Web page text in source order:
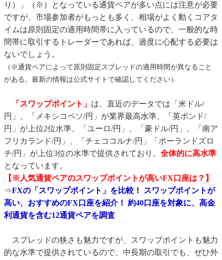
り）」（※）となっている通貨ペアが多い点には注意が必要
ですが、市場参加者がもっとも多く、相場がよく動くコアタ
イムは原則固定の適用時間帯に入っているので、一般的な時
間帯に取引するトレーダーであれば、過度に心配する必要は
ないでしょう。
（※通貨ペアによって原則固定スプレッドの適用時間が異なること
がある。最新の情報は公式サイトで確認してください）
「スワップポイント」 は、直近のデータでは「米ドル/
円」、「メキシコペソ/円」が業界最高水準、「英ポンド/
円」が上位2位水準、「ユーロ/円」、「豪ドル/円」、「南ア
フリカランド/円」、「チェココルナ/円」「ポーランドズロ
チ/円」が上位3位の水準で提供されており、 全体的に高水準
となっています。
【※人気通貨ペアのスワップポイントが高いFX口座は？】
⇒FXの「スワップポイント」を比較！ スワップポイントが
高い、おすすめのFX口座を紹介！ 約40口座を対象に、高金
利通貨を含む12通貨ペアを調査
スプレッドの狭さも魅力ですが、スワップポイントも魅力
的な水準で提供されているので、中長期の取引でも、ぜひ外